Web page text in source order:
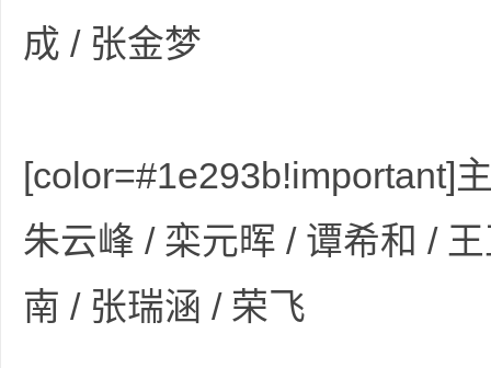
成 / 张金梦
[color=#1e293b!important]
朱云峰 / 栾元晖 / 谭希和 /
南 / 张瑞涵 / 荣飞